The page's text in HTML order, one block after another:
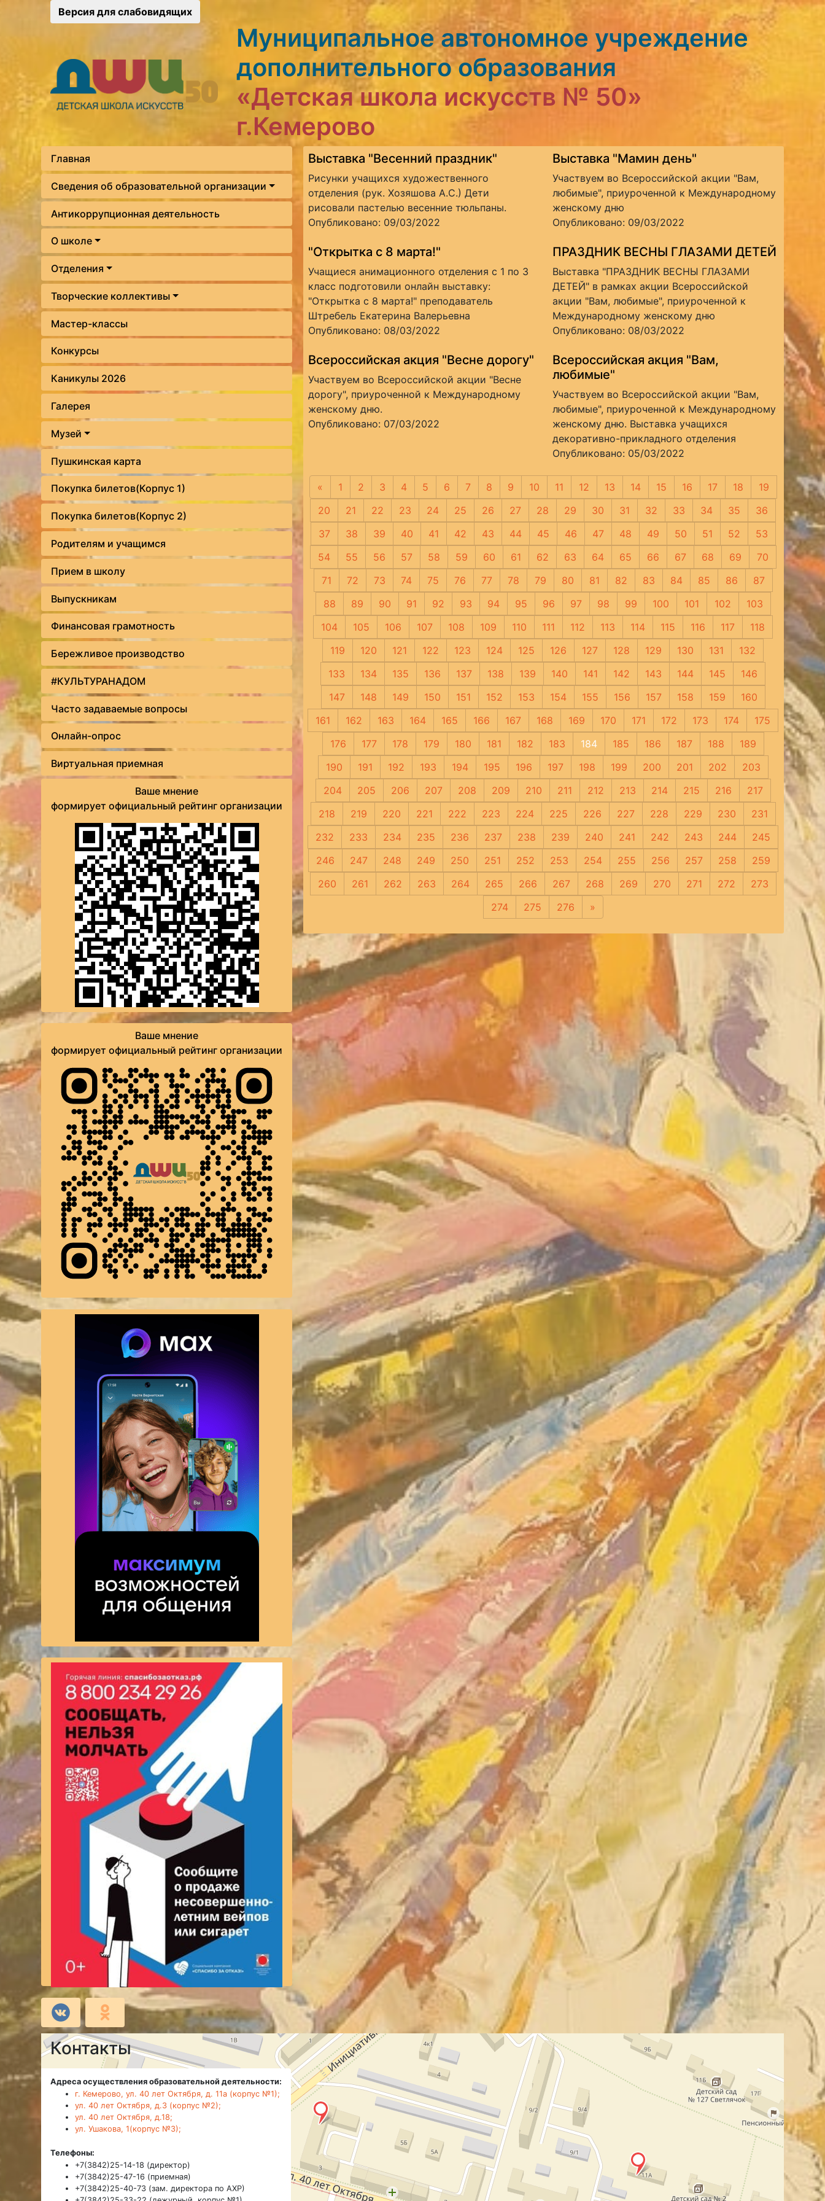
Версия для слабовидящих
Муниципальное автономное учреждение
дополнительного образования
«Детская школа искусств № 50»
г.Кемерово
Главная
Сведения об образовательной организации
Антикоррупционная деятельность
О школе
Отделения
Творческие коллективы
Мастер-классы
Конкурсы
Каникулы 2026
Галерея
Музей
Пушкинская карта
Покупка билетов(Корпус 1)
Покупка билетов(Корпус 2)
Родителям и учащимся
Прием в школу
Выпускникам
Финансовая грамотность
Бережливое производство
#КУЛЬТУРАНАДОМ
Часто задаваемые вопросы
Онлайн-опрос
Виртуальная приемная
Ваше мнение
формирует официальный рейтинг организации
Ваше мнение
формирует официальный рейтинг организации
Выставка "Весенний праздник"
Рисунки учащихся художественного
отделения (рук. Хозяшова А.С.) Дети
рисовали пастелью весенние тюльпаны.
Опубликовано: 09/03/2022
Выставка "Мамин день"
Участвуем во Всероссийской акции "Вам,
любимые", приуроченной к Международному
женскому дню
Опубликовано: 09/03/2022
"Открытка с 8 марта!"
Учащиеся анимационного отделения с 1 по 3
класс подготовили онлайн выставку:
"Открытка с 8 марта!" преподаватель
Штребель Екатерина Валерьевна
Опубликовано: 08/03/2022
ПРАЗДНИК ВЕСНЫ ГЛАЗАМИ ДЕТЕЙ
Выставка "ПРАЗДНИК ВЕСНЫ ГЛАЗАМИ
ДЕТЕЙ" в рамках акции Всероссийской
акции "Вам, любимые", приуроченной к
Международному женскому дню
Опубликовано: 08/03/2022
Всероссийская акция "Весне дорогу"
Участвуем во Всероссийской акции "Весне
дорогу", приуроченной к Международному
женскому дню.
Опубликовано: 07/03/2022
Всероссийская акция "Вам,
любимые"
Участвуем во Всероссийской акции "Вам,
любимые", приуроченной к Международному
женскому дню. Выставка учащихся
декоративно-прикладного отделения
Опубликовано: 05/03/2022
« Предыдущая
1 2 3 4 5 6 7 8 9 10 11 12 13 14 15 16 17 18
19
20
21 22 23 24 25 26 27 28 29 30 31 32 33 34 35
36
37
38 39 40 41 42 43 44 45 46 47 48 49 50 51 52
53
54
55 56 57 58 59 60 61 62 63 64 65 66 67 68 69
70
71
72 73 74 75 76 77 78 79 80 81 82 83 84 85 86
87
88
89 90 91 92 93 94 95 96 97 98 99 100 101 102
103
104
105 106 107 108 109 110 111 112 113 114 115 116 117
118
119
120 121 122 123 124 125 126 127 128 129 130 131
132
133
134 135 136 137 138 139 140 141 142 143 144 145
146
147
148 149 150 151 152 153 154 155 156 157 158 159
160
161
162 163 164 165 166 167 168 169 170 171 172 173 174
175
176
177 178 179 180 181 182 183 184 185 186 187 188
189
190
191 192 193 194 195 196 197 198 199 200 201 202
203
204
205 206 207 208 209 210 211 212 213 214 215 216
217
218
219 220 221 222 223 224 225 226 227 228 229 230
231
232
233 234 235 236 237 238 239 240 241 242 243 244
245
246
247 248 249 250 251 252 253 254 255 256 257 258
259
260
261 262 263 264 265 266 267 268 269 270 271 272
273
274
275 276 »
Контакты
Адреса осуществления образовательной деятельности:
г. Кемерово, ул. 40 лет Октября, д. 11а (корпус №1);
ул. 40 лет Октября, д.3 (корпус №2);
ул. 40 лет Октября, д.18;
ул. Ушакова, 1(корпус №3);
Телефоны:
+7(3842)25-14-18 (директор)
+7(3842)25-47-16 (приемная)
+7(3842)25-40-73 (зам. директора по АХР)